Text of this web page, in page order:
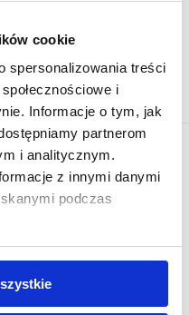
cookie
spersonalizowania treści
i
Informacje o tym, jak
partnerom
i analitycznym.
z innymi danymi
podczas
#mojebandi